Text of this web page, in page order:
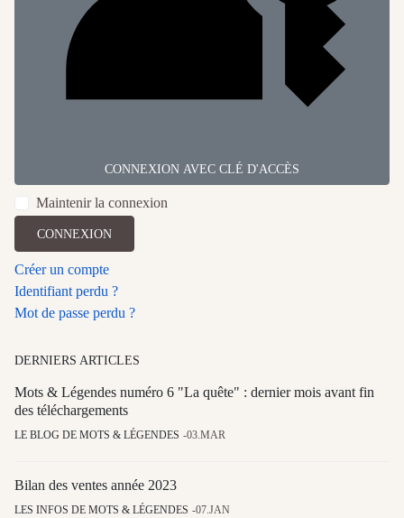
CONNEXION AVEC CLÉ D'ACCÈS
Maintenir la connexion
CONNEXION
Créer un compte
Identifiant perdu ?
Mot de passe perdu ?
DERNIERS ARTICLES
Mots & Légendes numéro 6 "La quête" : dernier mois avant fin
des téléchargements
LE BLOG DE MOTS & LÉGENDES 03.MAR
Bilan des ventes année 2023
LES INFOS DE MOTS & LÉGENDES 07.JAN